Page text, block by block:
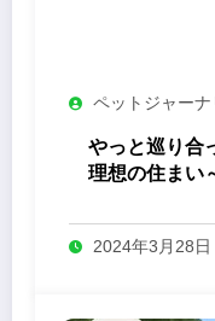
ペットジャー
やっと巡り合
理想の住まい
2024年3月28日